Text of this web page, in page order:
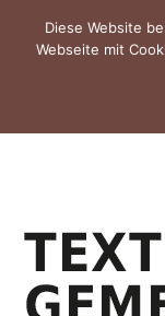
content
Diese Website
Webseite mit